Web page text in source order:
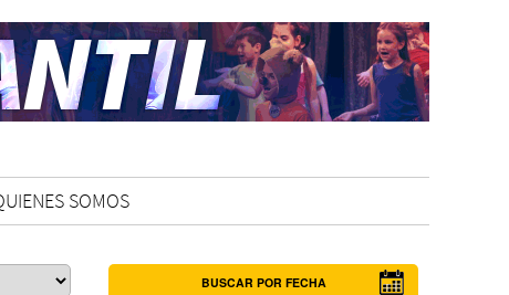
SOMOS
BUSCAR POR FECHA